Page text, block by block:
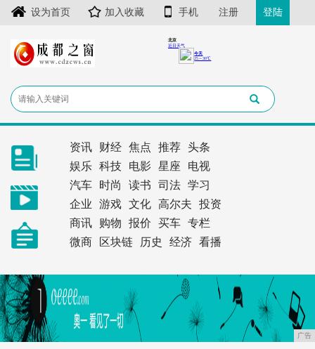
设为首页 加入收藏 手机 注册 登陆
资讯 财经 焦点 推荐
头条
娱乐
科技 电影 星座
电视
汽车
时尚 读书 司法
学习
企业
游戏 文化 高尔夫
投资
商讯
购物 报价 买车
专栏
微商
区块链 历史 经济 看播
广告